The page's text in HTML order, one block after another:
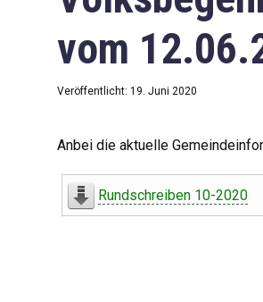
vom
Veröffentlicht: 19. Juni 2020
Anbei die aktuelle
Rundschreiben 10-2020